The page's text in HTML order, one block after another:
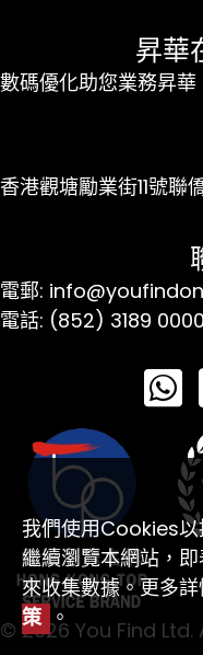
昇華
數碼優化助您業務昇華
香港觀塘勵業街11號聯
電郵:
電話: (852) 3189 0000
© 2026 You Find Ltd.
我們使用Cookies
繼續瀏覽本網站，
來收集數據。更多
策 。